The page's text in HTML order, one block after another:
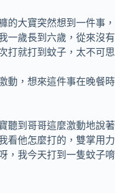
的大寶突然想到一件事
一歲長到六歲，從來沒
打就打到蚊子，太不可思
動，想來這件事在晚餐
聽到哥哥這麼激動地說
看他怎麼打的，雙掌用
，我今天打到一隻蚊子